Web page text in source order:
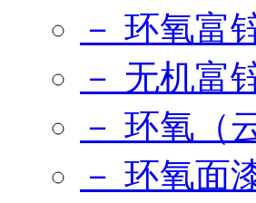
－ 环氧富
－ 无机富
－ 环氧（
－ 环氧面